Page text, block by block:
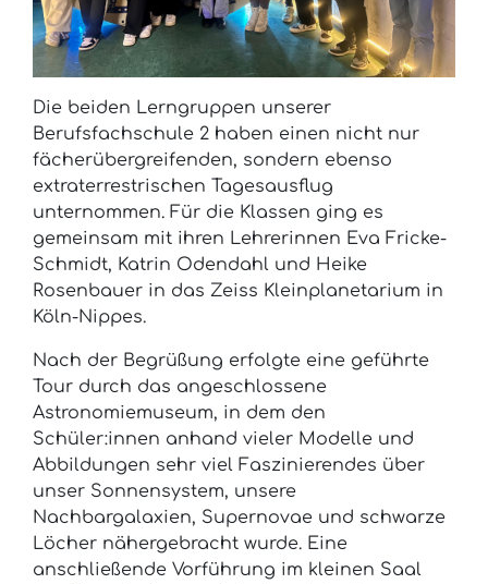
Die beiden Lerngruppen unserer
Berufsfachschule 2 haben einen nicht nur
fächerübergreifenden, sondern ebenso
extraterrestrischen Tagesausflug
unternommen. Für die Klassen ging es
gemeinsam mit ihren Lehrerinnen Eva Fricke-
Schmidt, Katrin Odendahl und Heike
Rosenbauer in das Zeiss Kleinplanetarium in
Köln-Nippes.
Nach der Begrüßung erfolgte eine geführte
Tour durch das angeschlossene
Astronomiemuseum, in dem den
Schüler:innen anhand vieler Modelle und
Abbildungen sehr viel Faszinierendes über
unser Sonnensystem, unsere
Nachbargalaxien, Supernovae und schwarze
Löcher nähergebracht wurde. Eine
anschließende Vorführung im kleinen Saal